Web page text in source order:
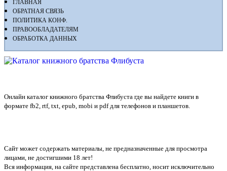
ГЛАВНАЯ
ОБРАТНАЯ СВЯЗЬ
ПОЛИТИКА КОНФ.
ПРАВООБЛАДАТЕЛЯМ
ОБРАБОТКА ДАННЫХ
Онлайн каталог книжного братства Флибуста где вы найдете книги в
формате fb2, rtf, txt, epub, mobi и pdf для телефонов и планшетов.
Сайт может содержать материалы, не предназначенные для просмотра
лицами, не достигшими 18 лет!
Вся информация, на сайте представлена бесплатно, носит исключительно